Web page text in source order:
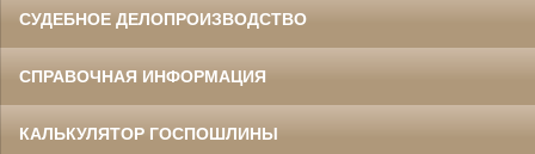
СУДЕБНОЕ ДЕЛОПРОИЗВОДСТВО
СПРАВОЧНАЯ ИНФОРМАЦИЯ
КАЛЬКУЛЯТОР ГОСПОШЛИНЫ